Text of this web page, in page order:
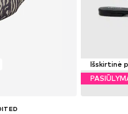
Išskirtinė